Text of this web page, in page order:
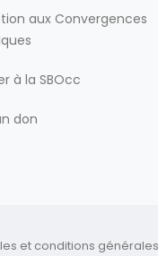
aux Convergences
à la SBOcc
don
et conditions